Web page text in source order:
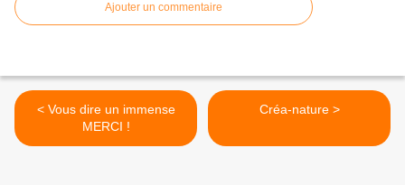
Ajouter un commentaire
< Vous dire un immense
MERCI !
Créa-nature >